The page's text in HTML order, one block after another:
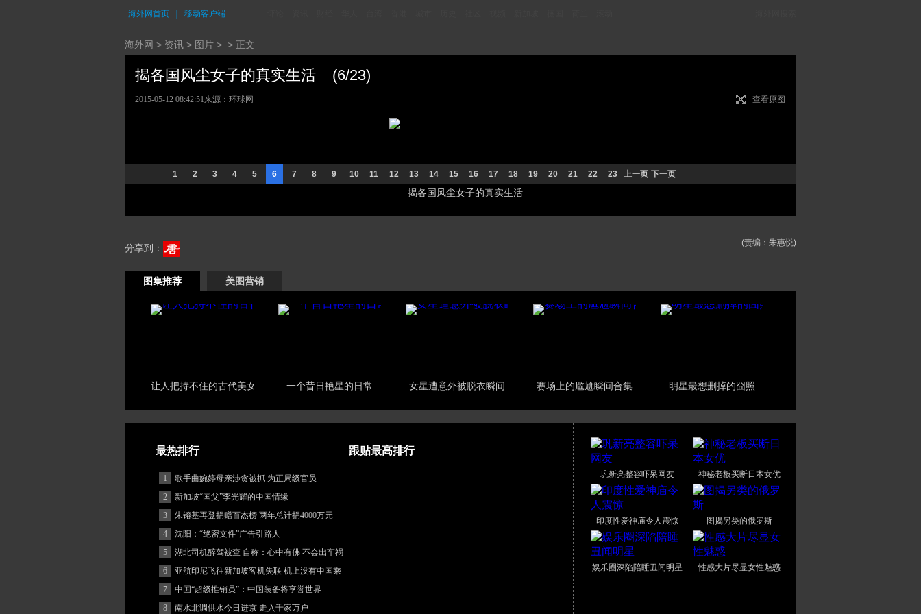
海外网首页 移动客户端
海外网 > 资讯 > 图片 > > 正文
揭各国风尘女子的真实生活 (6/23)
查看原图
2015-05-12 08:42:51来源： 环球网
1 2 3 4 5 6 7 8 9 10 11 12 13 14 15 16 17 18 19 20 21 22 23 上一页 下一页
揭各国风尘女子的真实生活
(责编：朱惠悦)
分享到：
图集推荐 美图营销
让人把持不住的古代美女 一个昔日艳星的日常 女星遭意外被脱衣瞬间 赛场上的尴尬瞬间合集 明星最想删掉的囧照
最热排行 跟贴最高排行
1
歌手曲婉婷母亲涉贪被抓 为正局级官员
2
新加坡“国父”李光耀的中国情缘
3
朱镕基再登捐赠百杰榜 两年总计捐4000万元
4
沈阳：“绝密文件”广告引路人
5
湖北司机醉驾被查 自称：心中有佛 不会出车祸
(图)
6
亚航印尼飞往新加坡客机失联 机上没有中国乘
客
7
中国“超级推销员”：中国装备将享誉世界
8
南水北调供水今日进京 走入千家万户
巩新亮整容吓呆网友 神秘老板买断日本女优
印度性爱神庙令人震惊 图揭另类的俄罗斯
娱乐圈深陷陪睡丑闻明星 性感大片尽显女性魅惑